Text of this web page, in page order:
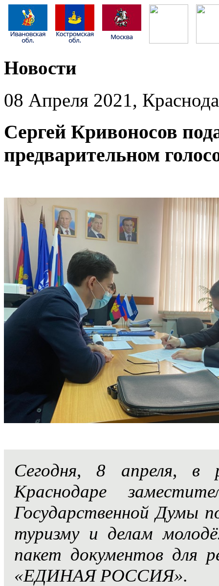
Новости
08 Апреля 2021,
Сергей Кривоносов
предварительном
Сегодня, 8 апреля, в
Краснодаре
Государственной Думы
туризму и делам
пакет документов для
«ЕДИНАЯ РОССИЯ».